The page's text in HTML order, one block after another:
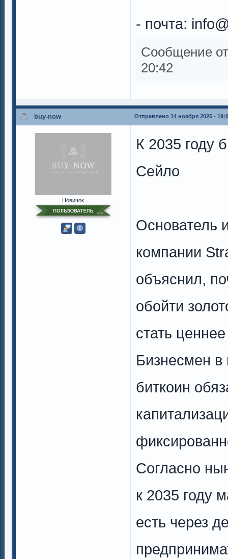
- почта:
Сообщение
20:42
buy-now Отправлено 14 ноября 2025 -
Новичок
К 2035 году
Сейло
Основатель
компании
объяснил,
обойти
стать
Бизнесмен в
биткоин
Согласно
к 2035 году
есть через